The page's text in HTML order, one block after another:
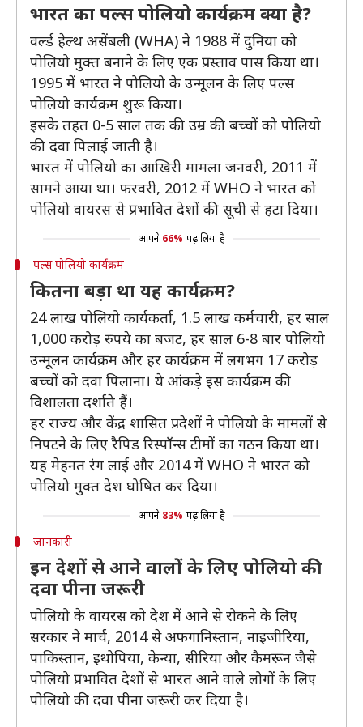
भारत का पल्स पोलियो कार्यक्रम क्या है?
वर्ल्ड हेल्थ असेंबली (WHA) ने 1988 में दुनिया को
पोलियो मुक्त बनाने के लिए एक प्रस्ताव पास किया था।
1995 में भारत ने पोलियो के उन्मूलन के लिए पल्स
पोलियो कार्यक्रम शुरू किया।
इसके तहत 0-5 साल तक की उम्र की बच्चों को पोलियो
की दवा पिलाई जाती है।
भारत में पोलियो का आखिरी मामला जनवरी, 2011 में
सामने आया था। फरवरी, 2012 में WHO ने भारत को
पोलियो वायरस से प्रभावित देशों की सूची से हटा दिया।
आपने 66% पढ़ लिया है
पल्स पोलियो कार्यक्रम
कितना बड़ा था यह कार्यक्रम?
24 लाख पोलियो कार्यकर्ता, 1.5 लाख कर्मचारी, हर साल
1,000 करोड़ रुपये का बजट, हर साल 6-8 बार पोलियो
उन्मूलन कार्यक्रम और हर कार्यक्रम में लगभग 17 करोड़
बच्चों को दवा पिलाना। ये आंकड़े इस कार्यक्रम की
विशालता दर्शाते हैं।
हर राज्य और केंद्र शासित प्रदेशों ने पोलियो के मामलों से
निपटने के लिए रैपिड रिस्पॉन्स टीमों का गठन किया था।
यह मेहनत रंग लाई और 2014 में WHO ने भारत को
पोलियो मुक्त देश घोषित कर दिया।
आपने 83% पढ़ लिया है
जानकारी
इन देशों से आने वालों के लिए पोलियो की
दवा पीना जरूरी
पोलियो के वायरस को देश में आने से रोकने के लिए
सरकार ने मार्च, 2014 से अफगानिस्तान, नाइजीरिया,
पाकिस्तान, इथोपिया, केन्या, सीरिया और कैमरून जैसे
पोलियो प्रभावित देशों से भारत आने वाले लोगों के लिए
पोलियो की दवा पीना जरूरी कर दिया है।